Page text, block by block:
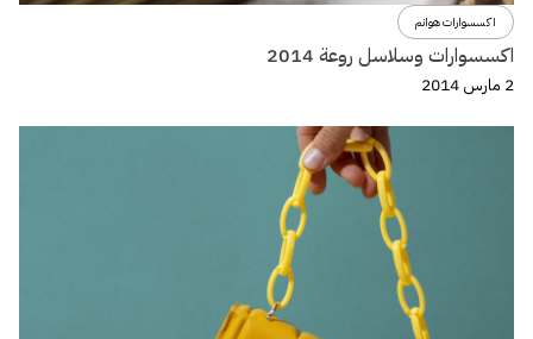
اكسسوارات هوانم
اكسسوارات وسلاسل روعة 2014
2 مارس 2014